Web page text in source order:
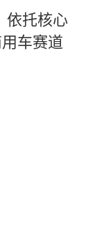
依托核心
车赛道